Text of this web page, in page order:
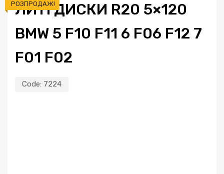
ЛИТІ ДИСКИ R20 5×120
BMW 5 F10 F11 6 F06 F12 7
F01 F02
Code: 7224
РОЗПРОДАЖ!